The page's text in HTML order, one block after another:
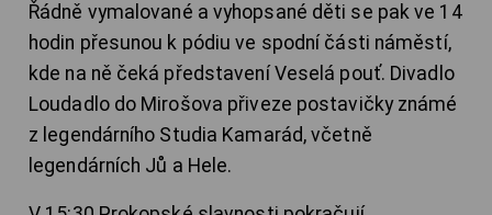
Řádně vymalované a vyhopsané děti se pak ve 14
hodin přesunou k pódiu ve spodní části náměstí,
kde na ně čeká představení Veselá pouť. Divadlo
Loudadlo do Mirošova přiveze postavičky známé
z legendárního Studia Kamarád, včetně
legendárních Jů a Hele.